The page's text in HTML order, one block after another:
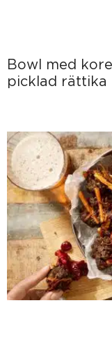
Bowl med
picklad rättika